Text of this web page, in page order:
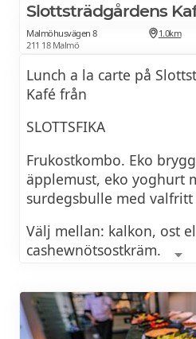
vegetarisk och
från
Slottsträdgårdens
Malmöhusvägen 8
211 18 Malmö
1.0km
Lunch a la carte på
Kafé från
SLOTTSFIKA
Frukostkombo. Eko
äpplemust, eko yoghurt
surdegsbulle med
Välj mellan: kalkon, ost
cashewnötsostkräm.
Svenska